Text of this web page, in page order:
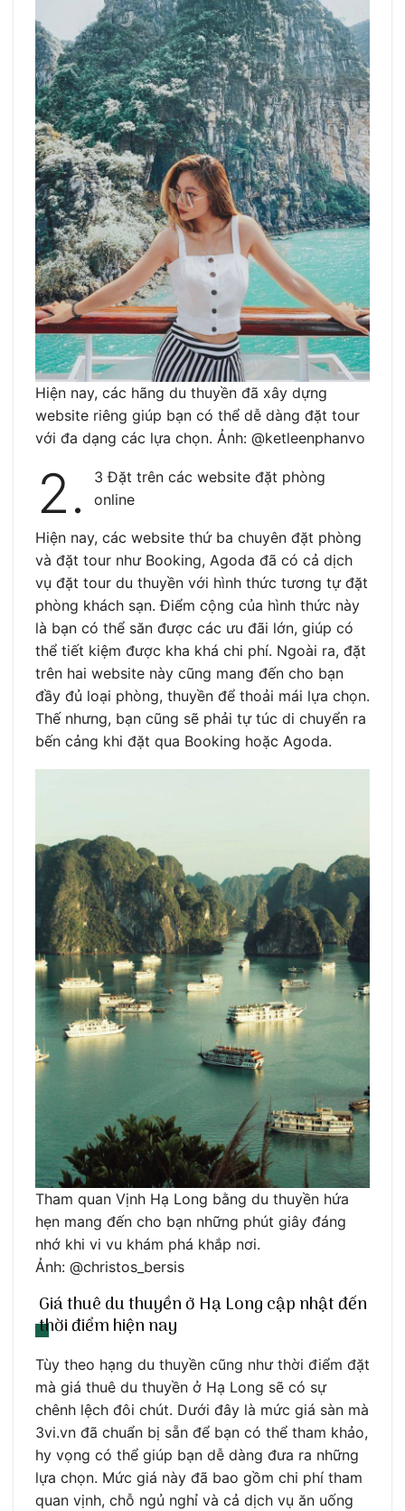
Hiện nay, các hãng du thuyền đã xây dựng
website riêng giúp bạn có thể dễ dàng đặt tour
với đa dạng các lựa chọn. Ảnh: @ketleenphanvo
2.
3 Đặt trên các website đặt phòng
online
Hiện nay, các website thứ ba chuyên đặt phòng
và đặt tour như Booking, Agoda đã có cả dịch
vụ đặt tour du thuyền với hình thức tương tự đặt
phòng khách sạn. Điểm cộng của hình thức này
là bạn có thể săn được các ưu đãi lớn, giúp có
thể tiết kiệm được kha khá chi phí. Ngoài ra, đặt
trên hai website này cũng mang đến cho bạn
đầy đủ loại phòng, thuyền để thoải mái lựa chọn.
Thế nhưng, bạn cũng sẽ phải tự túc di chuyển ra
bến cảng khi đặt qua Booking hoặc Agoda.
Tham quan Vịnh Hạ Long bằng du thuyền hứa
hẹn mang đến cho bạn những phút giây đáng
nhớ khi vi vu khám phá khắp nơi.
Ảnh: @christos_bersis
Giá thuê du thuyền ở Hạ Long cập nhật đến
thời điểm hiện nay
Tùy theo hạng du thuyền cũng như thời điểm đặt
mà giá thuê du thuyền ở Hạ Long sẽ có sự
chênh lệch đôi chút. Dưới đây là mức giá sàn mà
3vi.vn đã chuẩn bị sẵn để bạn có thể tham khảo,
hy vọng có thể giúp bạn dễ dàng đưa ra những
lựa chọn. Mức giá này đã bao gồm chi phí tham
quan vịnh, chỗ ngủ nghỉ và cả dịch vụ ăn uống